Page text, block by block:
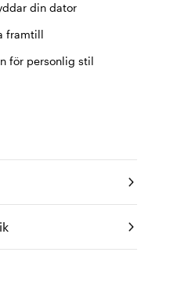
din dator
framtill
för personlig stil